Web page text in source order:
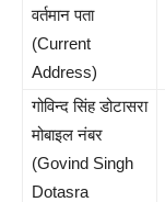
वर्तमान पता
(Current
Address)
गोविन्द सिंह डोटासरा
मोबाइल नंबर
(Govind Singh
Dotasra